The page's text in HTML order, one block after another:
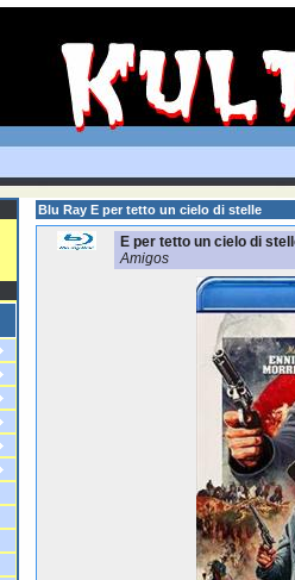
Blu Ray E per tetto un cielo di stelle
E per tetto un cielo di
Amigos